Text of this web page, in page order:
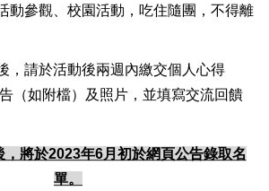
動參觀、校園活動，吃住隨團，不得離
，請於活動後兩週內繳交個人心得
（如附檔）及照片，並填寫交流回饋
將於2023年6月初於網頁公告錄取名
單。